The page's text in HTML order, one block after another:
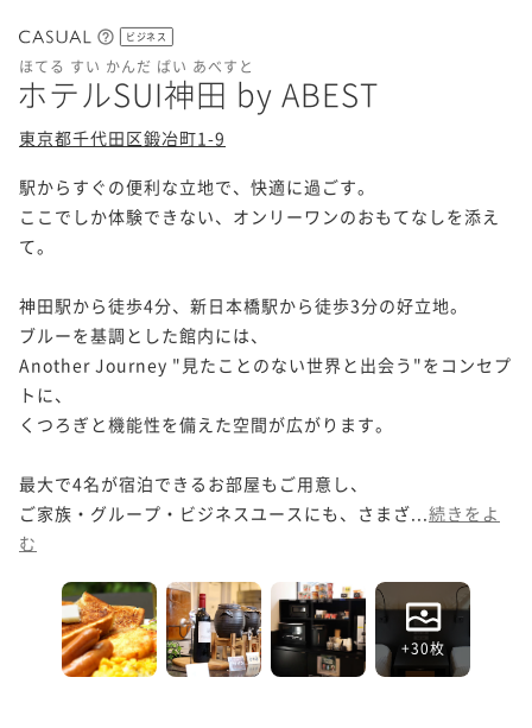
ビジネス
ほてる すい かんだ ばい あべすと
ホテルSUI神田 by ABEST
東京都千代田区鍛冶町1-9
駅からすぐの便利な立地で、快適に過ごす。
ここでしか体験できない、オンリーワンのおもてなしを添え
て。
神田駅から徒歩4分、新日本橋駅から徒歩3分の好立地。
ブルーを基調とした館内には、
Another Journey "見たことのない世界と出会う"をコンセプ
トに、
くつろぎと機能性を備えた空間が広がります。
最大で4名が宿泊できるお部屋もご用意し、
ご家族・グループ・ビジネスユースにも、さまざ... 続きをよ
む
+30枚